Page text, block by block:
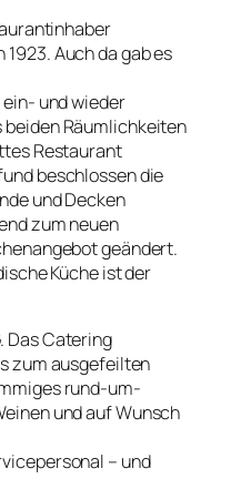
Auch da gab es
und wieder
beiden Räumlichkeiten
Restaurant
beschlossen die
und Decken
zum neuen
geändert.
Küche ist der
Das Catering
zum ausgefeilten
rund-um-
und auf Wunsch
– und